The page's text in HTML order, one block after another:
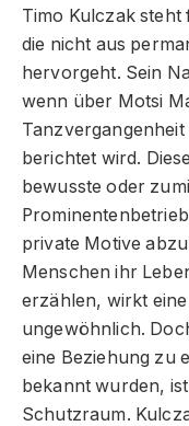
Timo Kulczak
die nicht aus
hervorgeht. Sein
wenn über Motsi
berichtet wird.
bewusste oder
private Motive
Menschen ihr
erzählen, wirkt
ungewöhnlich.
eine Beziehung zu
bekannt wurden,
Schutzraum.